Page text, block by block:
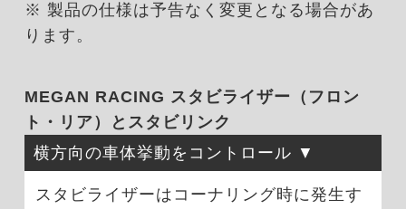
※ 製品の仕様は予告なく変更となる場合があ
ります。
MEGAN RACING スタビライザー（フロン
ト・リア）とスタビリンク
横方向の車体挙動をコントロール
スタビライザーはコーナリング時に発生す